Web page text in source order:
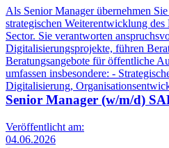
Als Senior Manager übernehmen
strategischen Weiterentwicklung
Sector. Sie verantworten
Digitalisierungsprojekte, führen
Beratungsangebote für öffentliche
umfassen insbesondere: -
Digitalisierung,
Senior Manager (w/m/d)
Veröffentlicht am:
04.06.2026